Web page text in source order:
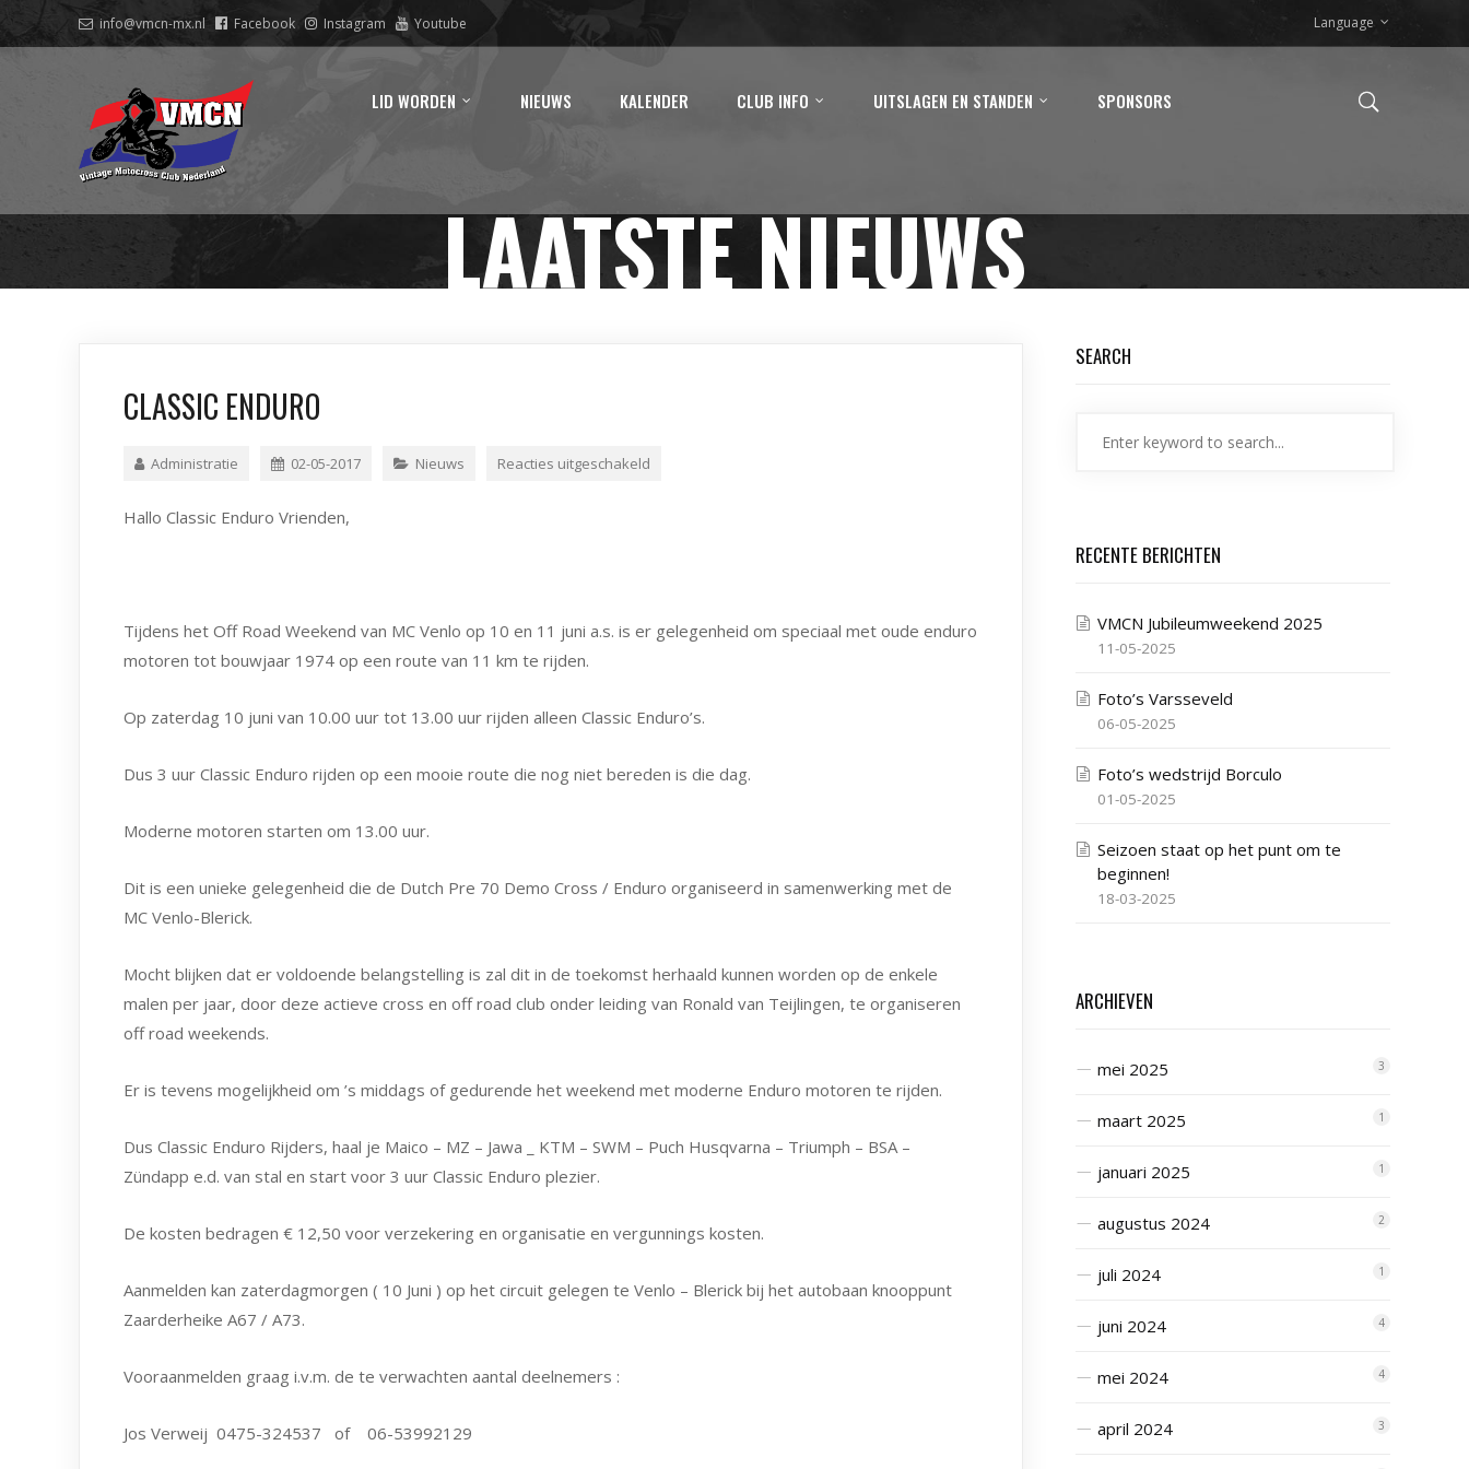
info@vmcn-mx.nl Facebook Instagram Youtube Language
LID WORDEN NIEUWS KALENDER CLUB INFO UITSLAGEN EN STANDEN SPONSORS
LAATSTE NIEUWS
CLASSIC ENDURO
Administratie 02-05-2017 Nieuws Reacties uitgeschakeld
Hallo Classic Enduro Vrienden,
Tijdens het Off Road Weekend van MC Venlo op 10 en 11 juni a.s. is er gelegenheid om speciaal met oude enduro
motoren tot bouwjaar 1974 op een route van 11 km te rijden.
Op zaterdag 10 juni van 10.00 uur tot 13.00 uur rijden alleen Classic Enduro’s.
Dus 3 uur Classic Enduro rijden op een mooie route die nog niet bereden is die dag.
Moderne motoren starten om 13.00 uur.
Dit is een unieke gelegenheid die de Dutch Pre 70 Demo Cross / Enduro organiseerd in samenwerking met de
MC Venlo-Blerick.
Mocht blijken dat er voldoende belangstelling is zal dit in de toekomst herhaald kunnen worden op de enkele
malen per jaar, door deze actieve cross en off road club onder leiding van Ronald van Teijlingen, te organiseren
off road weekends.
Er is tevens mogelijkheid om ’s middags of gedurende het weekend met moderne Enduro motoren te rijden.
Dus Classic Enduro Rijders, haal je Maico – MZ – Jawa _ KTM – SWM – Puch Husqvarna – Triumph – BSA –
Zündapp e.d. van stal en start voor 3 uur Classic Enduro plezier.
De kosten bedragen € 12,50 voor verzekering en organisatie en vergunnings kosten.
Aanmelden kan zaterdagmorgen ( 10 Juni ) op het circuit gelegen te Venlo – Blerick bij het autobaan knooppunt
Zaarderheike A67 / A73.
Vooraanmelden graag i.v.m. de te verwachten aantal deelnemers :
Jos Verweij 0475-324537 of 06-53992129
SEARCH
RECENTE BERICHTEN
VMCN Jubileumweekend 2025
11-05-2025
Foto’s Varsseveld
06-05-2025
Foto’s wedstrijd Borculo
01-05-2025
Seizoen staat op het punt om te
beginnen!
18-03-2025
ARCHIEVEN
mei 2025 3
maart 2025 1
januari 2025 1
augustus 2024 2
juli 2024 1
juni 2024 4
mei 2024 4
april 2024 3